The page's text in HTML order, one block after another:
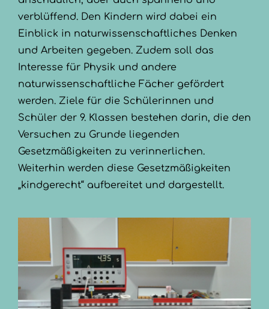
verblüffend. Den Kindern wird dabei ein
Einblick in naturwissenschaftliches Denken
und Arbeiten gegeben. Zudem soll das
Interesse für Physik und andere
naturwissenschaftliche Fächer gefördert
werden. Ziele für die Schülerinnen und
Schüler der 9. Klassen bestehen darin, die den
Versuchen zu Grunde liegenden
Gesetzmäßigkeiten zu verinnerlichen.
Weiterhin werden diese Gesetzmäßigkeiten
„kindgerecht“ aufbereitet und dargestellt.